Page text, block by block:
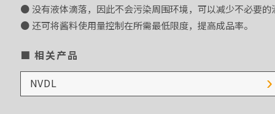
没有液体滴落，因此不会污染周围环境，可以减少不必要的
还可将酱料使用量控制在所需最低限度，提高成品率。
相关产品
NVDL